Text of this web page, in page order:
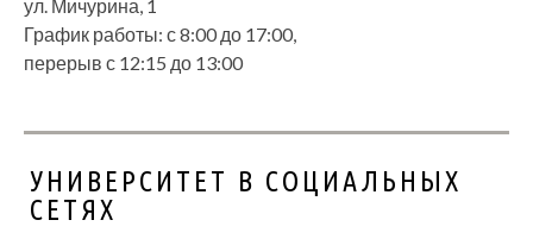
ул. Мичурина, 1
График работы: с 8:00 до 17:00,
перерыв с 12:15 до 13:00
УНИВЕРСИТЕТ В СОЦИАЛЬНЫХ
СЕТЯХ